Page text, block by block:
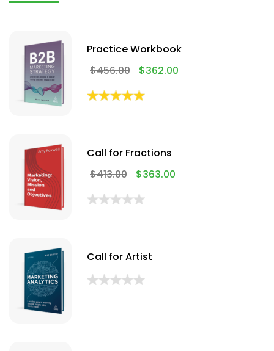
Practice Workbook
$456.00 $362.00
Call for Fractions
$413.00 $363.00
Call for Artist